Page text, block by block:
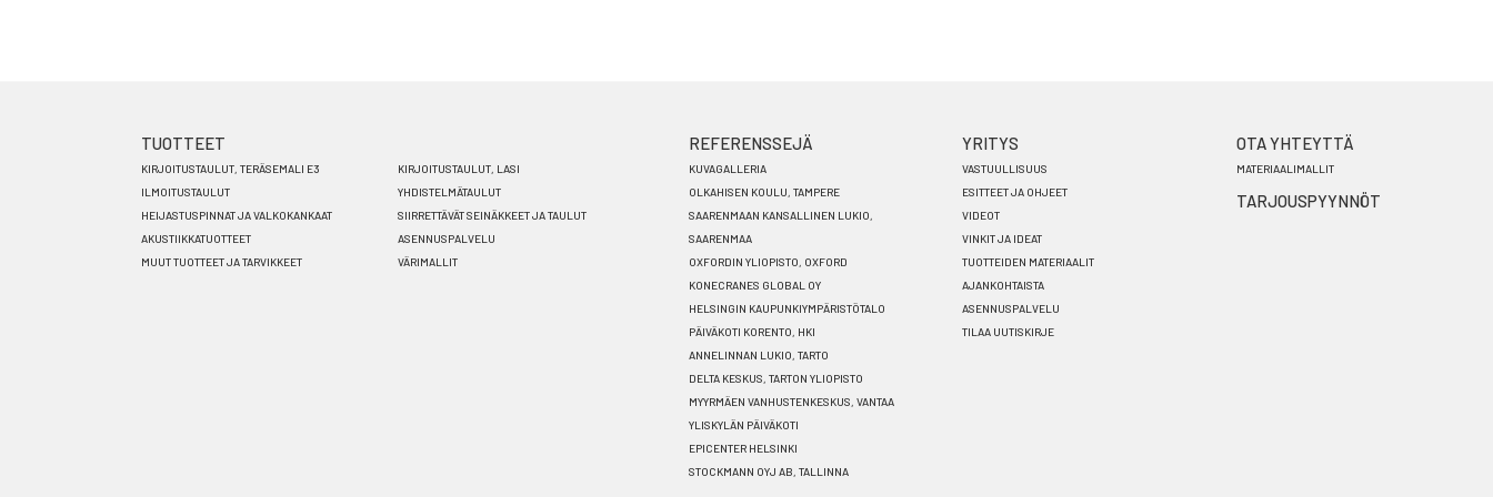
Footer
menu
FI
TUOTTEET
KIRJOITUSTAULUT, TERÄSEMALI E3
KIRJOITUSTAULUT, LASI
ILMOITUSTAULUT
YHDISTELMÄTAULUT
HEIJASTUSPINNAT JA VALKOKANKAAT
SIIRRETTÄVÄT SEINÄKKEET JA TAULUT
AKUSTIIKKATUOTTEET
ASENNUSPALVELU
MUUT TUOTTEET JA TARVIKKEET
VÄRIMALLIT
REFERENSSEJÄ
KUVAGALLERIA
OLKAHISEN KOULU, TAMPERE
SAARENMAAN KANSALLINEN LUKIO,
SAARENMAA
OXFORDIN YLIOPISTO, OXFORD
KONECRANES GLOBAL OY
HELSINGIN KAUPUNKIYMPÄRISTÖTALO
PÄIVÄKOTI KORENTO, HKI
ANNELINNAN LUKIO, TARTO
DELTA KESKUS, TARTON YLIOPISTO
MYYRMÄEN VANHUSTENKESKUS, VANTAA
YLISKYLÄN PÄIVÄKOTI
EPICENTER HELSINKI
STOCKMANN OYJ AB, TALLINNA
YRITYS
VASTUULLISUUS
ESITTEET JA OHJEET
VIDEOT
VINKIT JA IDEAT
TUOTTEIDEN MATERIAALIT
AJANKOHTAISTA
ASENNUSPALVELU
TILAA UUTISKIRJE
OTA YHTEYTTÄ
MATERIAALIMALLIT
TARJOUSPYYNNÖT